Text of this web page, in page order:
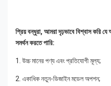
প্রিয় বন্ধুরা, আমরা দৃঢ়ভাবে বিশ্বাস করি
সমর্থন করতে পারি:
1. উচ্চ মানের পণ্য এবং প্রতিযোগী মূল্য;
2. একাধিক নতুন-ডিজাইন মডেল অপশন;